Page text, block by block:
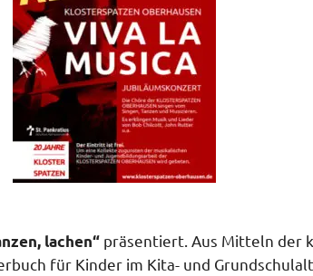
lachen“ präsentiert. Aus Mitteln der
für Kinder im Kita- und